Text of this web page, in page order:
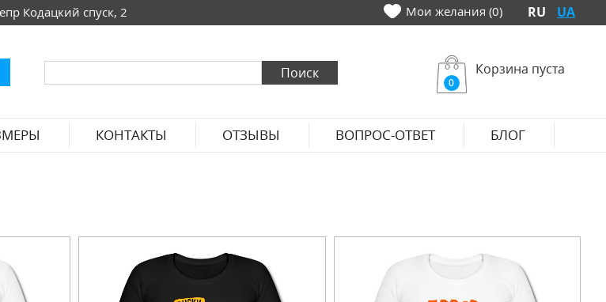
Кодацкий спуск, 2 Мои желания (0) RU UA
0
Корзина пуста
КОНТАКТЫ ОТЗЫВЫ ВОПРОС-ОТВЕТ БЛОГ